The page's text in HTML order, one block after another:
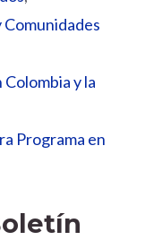
Comunidades
y la
Programa en